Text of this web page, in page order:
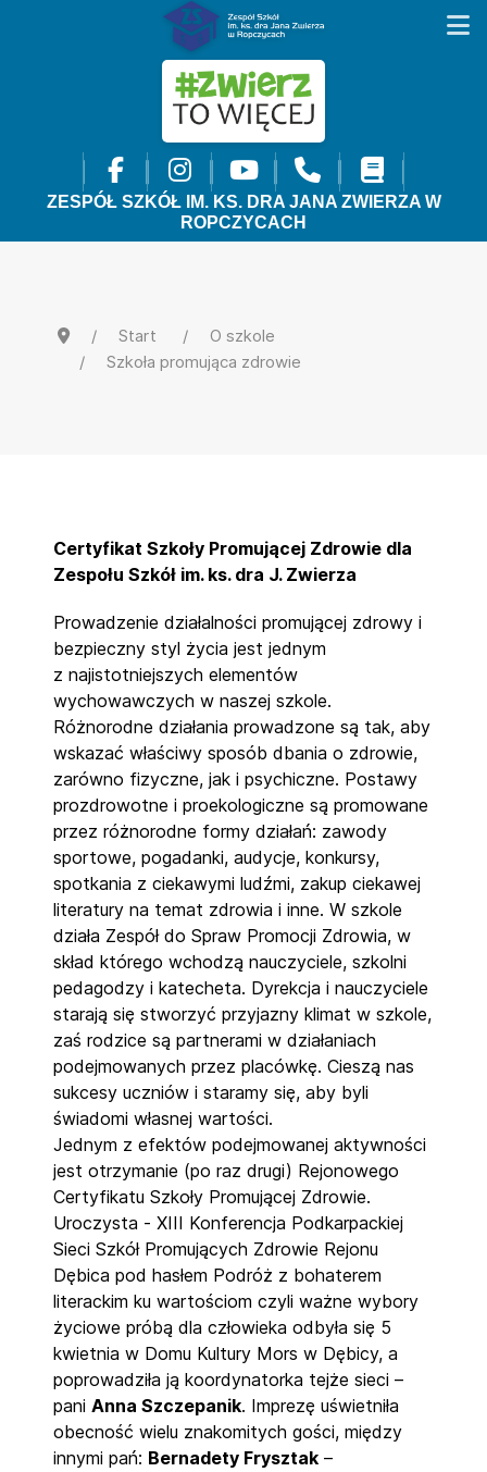
ZESPÓŁ SZKÓŁ IM. KS. DRA JANA ZWIERZA W
ROPCZYCACH
Start
O szkole
Szkoła promująca zdrowie
Certyfikat Szkoły Promującej Zdrowie dla
Zespołu Szkół im. ks. dra J. Zwierza
Prowadzenie działalności promującej zdrowy i
bezpieczny styl życia jest jednym
z najistotniejszych elementów
wychowawczych w naszej szkole.
Różnorodne działania prowadzone są tak, aby
wskazać właściwy sposób dbania o zdrowie,
zarówno fizyczne, jak i psychiczne. Postawy
prozdrowotne i proekologiczne są promowane
przez różnorodne formy działań: zawody
sportowe, pogadanki, audycje, konkursy,
spotkania z ciekawymi ludźmi, zakup ciekawej
literatury na temat zdrowia i inne. W szkole
działa Zespół do Spraw Promocji Zdrowia, w
skład którego wchodzą nauczyciele, szkolni
pedagodzy i katecheta. Dyrekcja i nauczyciele
starają się stworzyć przyjazny klimat w szkole,
zaś rodzice są partnerami w działaniach
podejmowanych przez placówkę. Cieszą nas
sukcesy uczniów i staramy się, aby byli
świadomi własnej wartości.
Jednym z efektów podejmowanej aktywności
jest otrzymanie (po raz drugi) Rejonowego
Certyfikatu Szkoły Promującej Zdrowie.
Uroczysta - XIII Konferencja Podkarpackiej
Sieci Szkół Promujących Zdrowie Rejonu
Dębica pod hasłem Podróż z bohaterem
literackim ku wartościom czyli ważne wybory
życiowe próbą dla człowieka odbyła się 5
kwietnia w Domu Kultury Mors w Dębicy, a
poprowadziła ją koordynatorka tejże sieci –
pani Anna Szczepanik. Imprezę uświetniła
obecność wielu znakomitych gości, między
innymi pań: Bernadety Frysztak –